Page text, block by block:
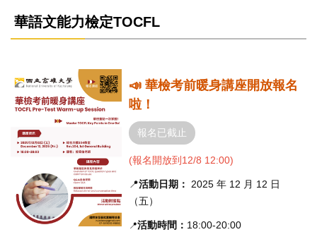
華語文能力檢定TOCFL
📣 華檢考前暖身講座開放報名
啦！
報名已截止
(報名開放到12/8 12:00)
📍活動日期： 2025 年 12 月 12 日
（五）
📍活動時間： 18:00-20:00